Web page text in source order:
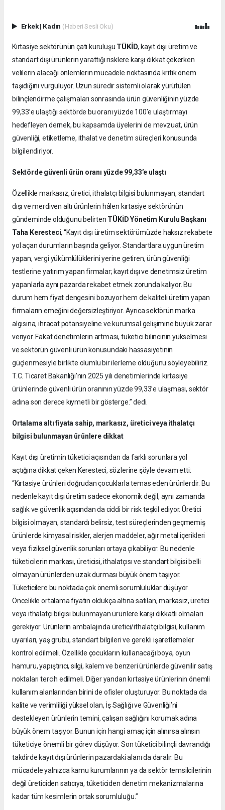
Erkek| Kadın (Haberi Sesli Oku)
Kırtasiye sektörünün çatı kuruluşu TÜKİD, kayıt dışı üretim ve
standart dışı ürünlerin yarattığı risklere karşı dikkat çekerken
velilerin alacağı önlemlerin mücadele noktasında kritik önem
taşıdığını vurguluyor. Uzun süredir sistemli olarak yürütülen
bilinçlendirme çalışmaları sonrasında ürün güvenliğinin yüzde
99,33’e ulaştığı sektörde bu oranı yüzde 100’e ulaştırmayı
hedefleyen dernek, bu kapsamda üyelerini de mevzuat, ürün
güvenliği, etiketleme, ithalat ve denetim süreçleri konusunda
bilgilendiriyor.
Sektörde güvenli ürün oranı yüzde 99,33’e ulaştı
Özellikle markasız, üretici, ithalatçı bilgisi bulunmayan, standart
dışı ve merdiven altı ürünlerin hâlen kırtasiye sektörünün
gündeminde olduğunu belirten TÜKİD Yönetim Kurulu Başkanı
Taha Keresteci, “Kayıt dışı üretim sektörümüzde haksız rekabete
yol açan durumların başında geliyor. Standartlara uygun üretim
yapan, vergi yükümlülüklerini yerine getiren, ürün güvenliği
testlerine yatırım yapan firmalar; kayıt dışı ve denetimsiz üretim
yapanlarla aynı pazarda rekabet etmek zorunda kalıyor. Bu
durum hem fiyat dengesini bozuyor hem de kaliteli üretim yapan
firmaların emeğini değersizleştiriyor. Ayrıca sektörün marka
algısına, ihracat potansiyeline ve kurumsal gelişimine büyük zarar
veriyor. Fakat denetimlerin artması, tüketici bilincinin yükselmesi
ve sektörün güvenli ürün konusundaki hassasiyetinin
güçlenmesiyle birlikte olumlu bir ilerleme olduğunu söyleyebiliriz.
T.C. Ticaret Bakanlığı’nın 2025 yılı denetimlerinde kırtasiye
ürünlerinde güvenli ürün oranının yüzde 99,33’e ulaşması, sektör
adına son derece kıymetli bir gösterge.” dedi.
Ortalama altı fiyata sahip, markasız, üretici veya ithalatçı
bilgisi bulunmayan ürünlere dikkat
Kayıt dışı üretimin tüketici açısından da farklı sorunlara yol
açtığına dikkat çeken Keresteci, sözlerine şöyle devam etti:
“Kırtasiye ürünleri doğrudan çocuklarla temas eden ürünlerdir. Bu
nedenle kayıt dışı üretim sadece ekonomik değil, aynı zamanda
sağlık ve güvenlik açısından da ciddi bir risk teşkil ediyor. Üretici
bilgisi olmayan, standardı belirsiz, test süreçlerinden geçmemiş
ürünlerde kimyasal riskler, alerjen maddeler, ağır metal içerikleri
veya fiziksel güvenlik sorunları ortaya çıkabiliyor. Bu nedenle
tüketicilerin markası, üreticisi, ithalatçısı ve standart bilgisi belli
olmayan ürünlerden uzak durması büyük önem taşıyor.
Tüketicilere bu noktada çok önemli sorumluluklar düşüyor.
Öncelikle ortalama fiyatın oldukça altına satılan, markasız, üretici
veya ithalatçı bilgisi bulunmayan ürünlere karşı dikkatli olmaları
gerekiyor. Ürünlerin ambalajında üretici/ithalatçı bilgisi, kullanım
uyarıları, yaş grubu, standart bilgileri ve gerekli işaretlemeler
kontrol edilmeli. Özellikle çocukların kullanacağı boya, oyun
hamuru, yapıştırıcı, silgi, kalem ve benzeri ürünlerde güvenilir satış
noktaları tercih edilmeli. Diğer yandan kırtasiye ürünlerinin önemli
kullanım alanlarından birini de ofisler oluşturuyor. Bu noktada da
kalite ve verimliliği yüksel olan, İş Sağlığı ve Güvenliği’ni
destekleyen ürünlerin temini, çalışan sağlığını korumak adına
büyük önem taşıyor. Bunun için hangi amaç için alınırsa alınsın
tüketiciye önemli bir görev düşüyor. Son tüketici bilinçli davrandığı
takdirde kayıt dışı ürünlerin pazardaki alanı da daralır. Bu
mücadele yalnızca kamu kurumlarının ya da sektör temsilcilerinin
değil üreticiden satıcıya, tüketiciden denetim mekanizmalarına
kadar tüm kesimlerin ortak sorumluluğu.”